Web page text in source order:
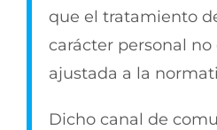
que el tratamiento
carácter personal no
ajustada a la
Dicho canal de